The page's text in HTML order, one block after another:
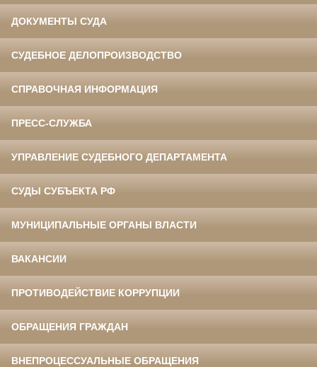
ДОКУМЕНТЫ СУДА
СУДЕБНОЕ ДЕЛОПРОИЗВОДСТВО
СПРАВОЧНАЯ ИНФОРМАЦИЯ
ПРЕСС-СЛУЖБА
УПРАВЛЕНИЕ СУДЕБНОГО ДЕПАРТАМЕНТА
СУДЫ СУБЪЕКТА РФ
МУНИЦИПАЛЬНЫЕ ОРГАНЫ ВЛАСТИ
ВАКАНСИИ
ПРОТИВОДЕЙСТВИЕ КОРРУПЦИИ
ОБРАЩЕНИЯ ГРАЖДАН
ВНЕПРОЦЕССУАЛЬНЫЕ ОБРАЩЕНИЯ